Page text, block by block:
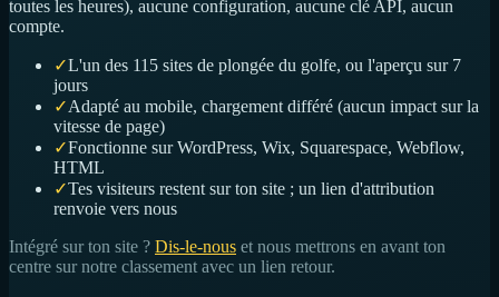
toutes les heures), aucune configuration, aucune clé API, aucun
compte.
✓L'un des 115 sites de plongée du golfe, ou l'aperçu sur 7
jours
✓Adapté au mobile, chargement différé (aucun impact sur la
vitesse de page)
✓Fonctionne sur WordPress, Wix, Squarespace, Webflow,
HTML
✓Tes visiteurs restent sur ton site ; un lien d'attribution
renvoie vers nous
Intégré sur ton site ? Dis-le-nous et nous mettrons en avant ton
centre sur notre classement avec un lien retour.